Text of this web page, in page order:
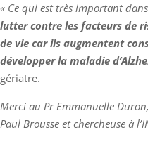
« Ce qui est très important
lutter contre les facteurs de
de vie car ils augmentent
développer la maladie
gériatre.
Merci au Pr Emmanuelle
Paul Brousse et chercheuse à